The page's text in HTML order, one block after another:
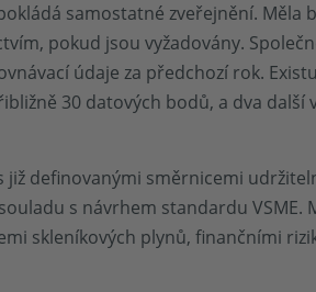
samostatné zveřejnění. Měla
pokud jsou vyžadovány.
údaje za předchozí rok.
30 datových bodů, a dva další
definovanými směrnicemi
s návrhem standardu VSME.
skleníkových plynů, finančními